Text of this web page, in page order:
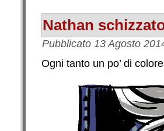
Nathan
Pubblicato 13 Agosto
Ogni tanto un po’ di